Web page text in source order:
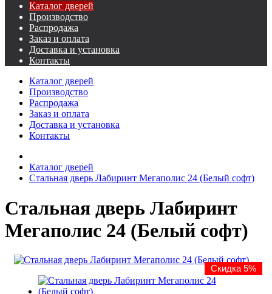
Каталог дверей
Производство
Распродажа
Заказ и оплата
Доставка и установка
Контакты
Каталог дверей
Производство
Распродажа
Заказ и оплата
Доставка и установка
Контакты
Каталог дверей
Стальная дверь Лабиринт Мегаполис 24 (Белый софт)
Стальная дверь Лабиринт
Мегаполис 24 (Белый софт)
Скидка 5%